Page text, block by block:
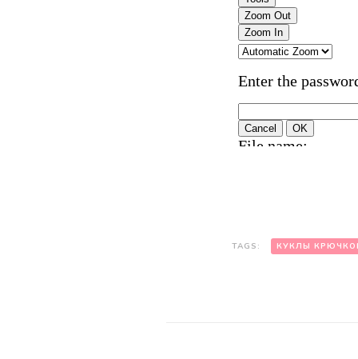
TAGS: КУКЛЫ